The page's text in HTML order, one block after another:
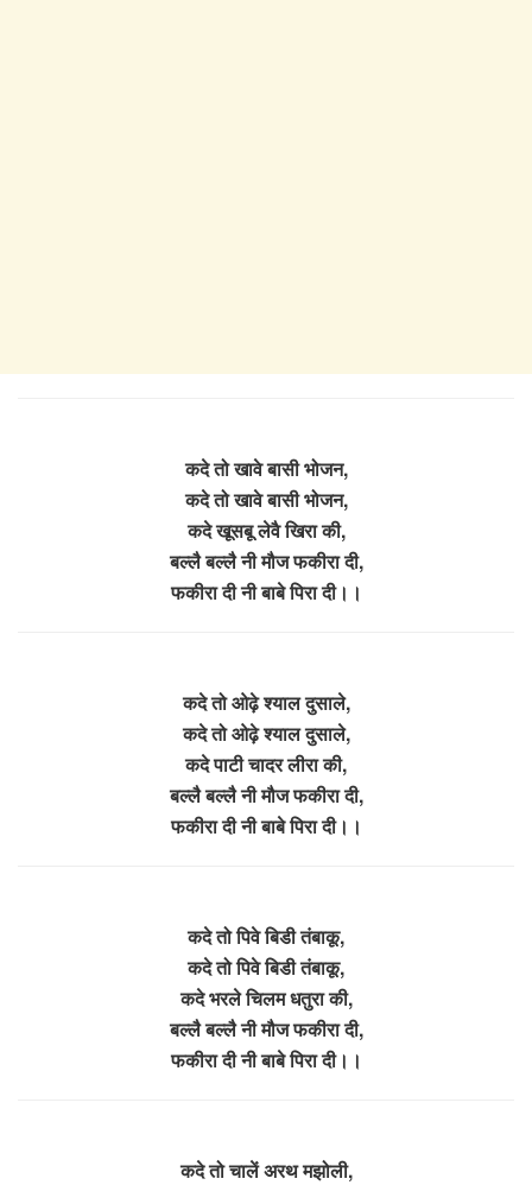
कदे तो खावे बासी भोजन,
कदे तो खावे बासी भोजन,
कदे खूसबू लेवै खिरा की,
बल्लै बल्लै नी मौज फकीरा दी,
फकीरा दी नी बाबे पिरा दी।।
कदे तो ओढ़े श्याल दुसाले,
कदे तो ओढ़े श्याल दुसाले,
कदे पाटी चादर लीरा की,
बल्लै बल्लै नी मौज फकीरा दी,
फकीरा दी नी बाबे पिरा दी।।
कदे तो पिवे बिडी तंबाकू,
कदे तो पिवे बिडी तंबाकू,
कदे भरले चिलम धतुरा की,
बल्लै बल्लै नी मौज फकीरा दी,
फकीरा दी नी बाबे पिरा दी।।
कदे तो चालें अरथ मझोली,